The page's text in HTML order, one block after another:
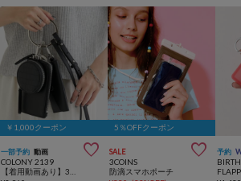
￥1,000クーポン
一部予約 動画 
COLONY 2139
【着用動画あり】3連ショルダーバッグ/スマホショルダー/スマホポーチ
5％OFFクーポン
SALE 
3COINS
防滴スマホポーチ
予約